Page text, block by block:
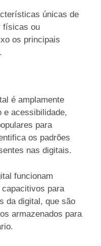
únicas de
físicas ou
os principais
é amplamente
e acessibilidade,
para
os padrões
nas digitais.
funcionam
para
da digital, que são
armazenados para